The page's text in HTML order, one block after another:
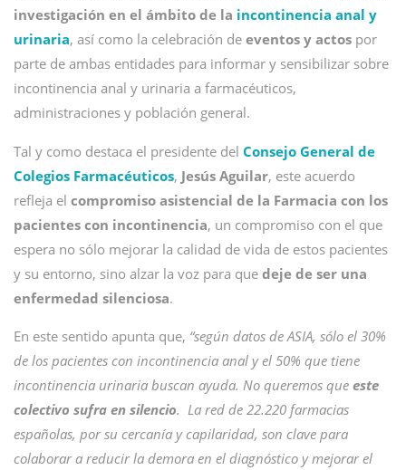
investigación en el ámbito de la incontinencia anal y
urinaria, así como la celebración de eventos y actos por
parte de ambas entidades para informar y sensibilizar sobre
incontinencia anal y urinaria a farmacéuticos,
administraciones y población general.
Tal y como destaca el presidente del Consejo General de
Colegios Farmacéuticos, Jesús Aguilar, este acuerdo
refleja el compromiso asistencial de la Farmacia con los
pacientes con incontinencia, un compromiso con el que
espera no sólo mejorar la calidad de vida de estos pacientes
y su entorno, sino alzar la voz para que deje de ser una
enfermedad silenciosa.
En este sentido apunta que, “según datos de ASIA, sólo el 30%
de los pacientes con incontinencia anal y el 50% que tiene
incontinencia urinaria buscan ayuda. No queremos que este
colectivo sufra en silencio. La red de 22.220 farmacias
españolas, por su cercanía y capilaridad, son clave para
colaborar a reducir la demora en el diagnóstico y mejorar el